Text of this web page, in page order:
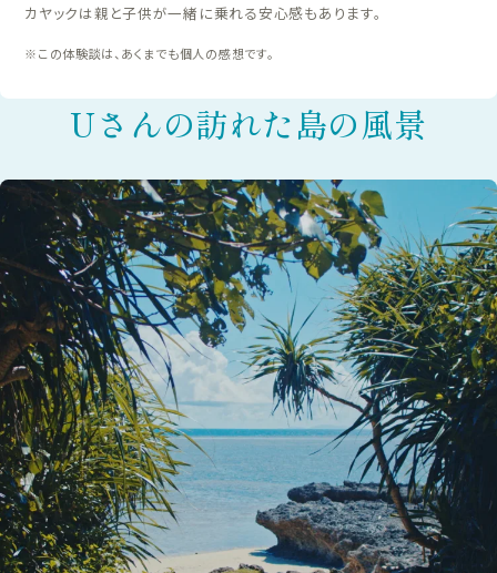
カヤックは親と子供が一緒に乗れる安心感もあります。
※この体験談は、あくまでも個人の感想です。
Uさんの訪れた島の風景